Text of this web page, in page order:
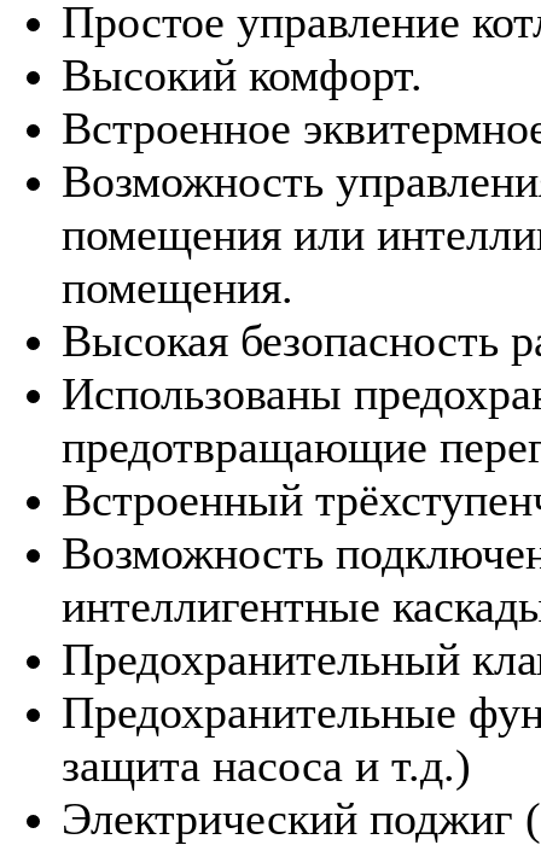
Простое управление
Высокий комфорт.
Встроенное
Возможность
помещения или
помещения.
Высокая безопасность
Использованы
предотвращающие
Встроенный
Возможность
интеллигентные
Предохранительный
Предохранительные
защита насоса и т.д.)
Электрический поджиг